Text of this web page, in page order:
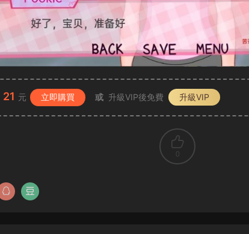
21 元 立即購買 或 升級VIP後免費 升級VIP
0